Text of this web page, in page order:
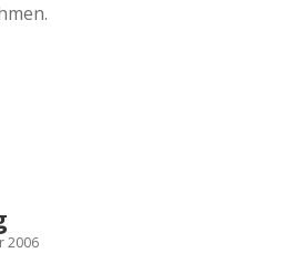
2006